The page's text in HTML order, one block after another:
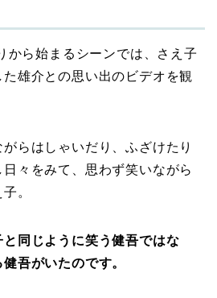
から始まるシーンでは、さえ子
雄介との思い出のビデオを観
らはしゃいだり、ふざけたり
々をみて、思わず笑いながら
。
と同じように笑う健吾ではな
吾がいたのです。